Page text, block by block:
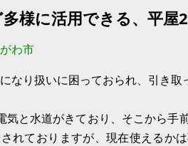
様に活用できる、平屋
わ市
なり扱いに困っておられ、引き取
気と水道がきており、そこから手
れておりますが、現在使えるか